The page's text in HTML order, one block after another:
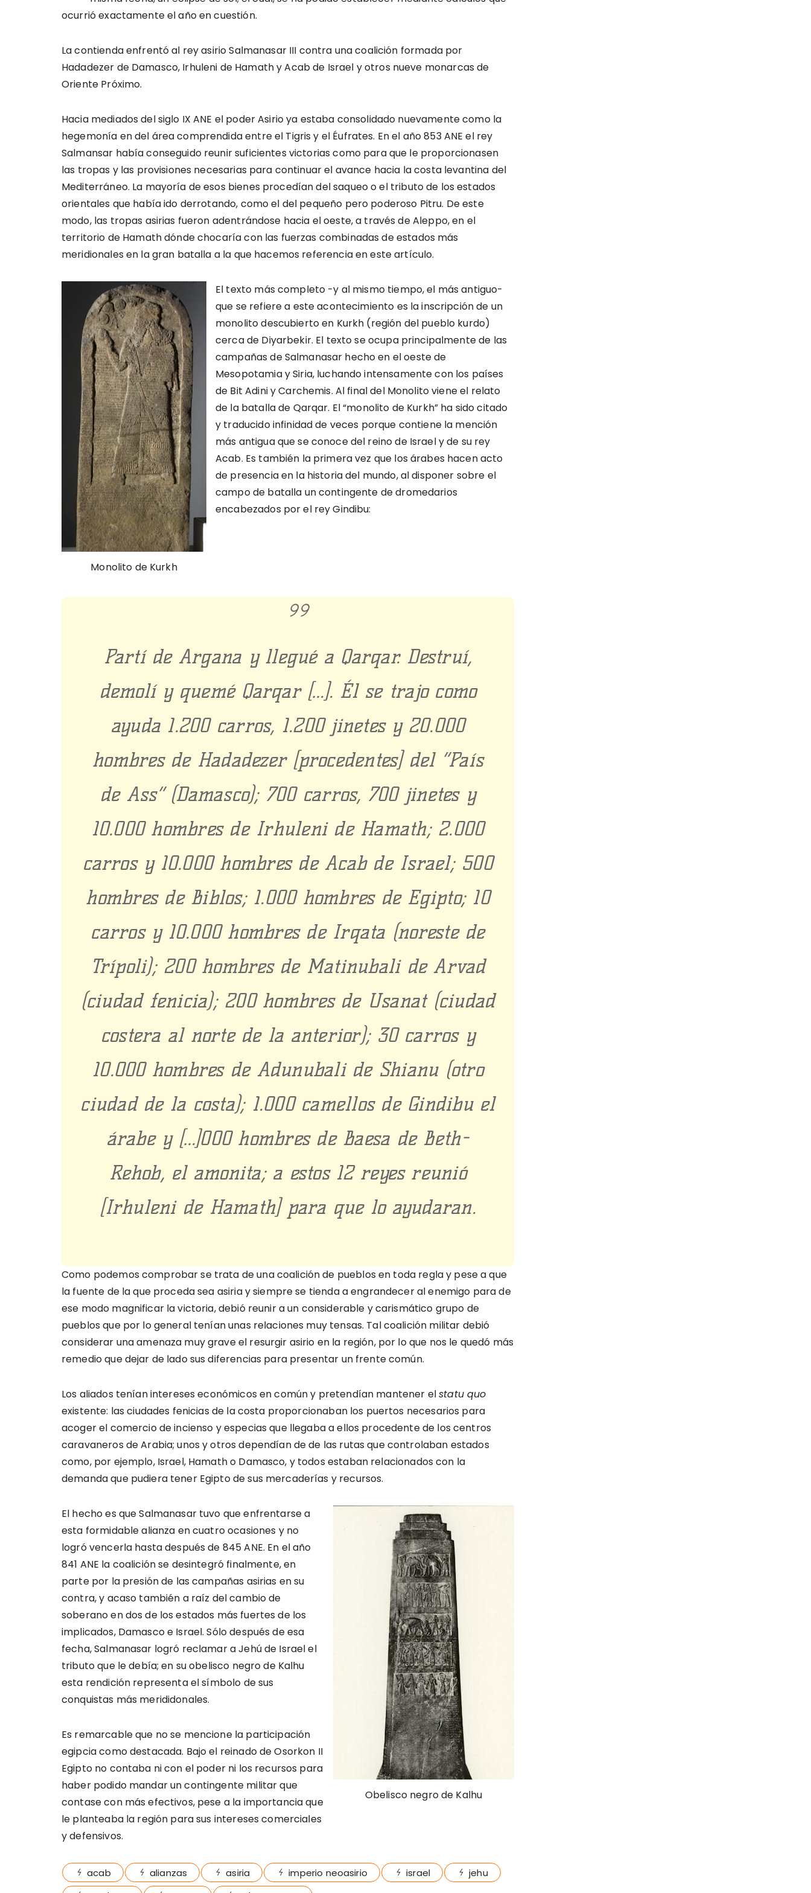
ocurrió exactamente el año en cuestión.
La contienda enfrentó al rey asirio Salmanasar III contra una coalición formada por
Hadadezer de Damasco, Irhuleni de Hamath y Acab de Israel y otros nueve monarcas de
Oriente Próximo.
Hacia mediados del siglo IX ANE el poder Asirio ya estaba consolidado nuevamente como la
hegemonía en del área comprendida entre el Tigris y el Éufrates. En el año 853 ANE el rey
Salmansar había conseguido reunir suficientes victorias como para que le proporcionasen
las tropas y las provisiones necesarias para continuar el avance hacia la costa levantina del
Mediterráneo. La mayoría de esos bienes procedían del saqueo o el tributo de los estados
orientales que había ido derrotando, como el del pequeño pero poderoso Pitru. De este
modo, las tropas asirias fueron adentrándose hacia el oeste, a través de Aleppo, en el
territorio de Hamath dónde chocaría con las fuerzas combinadas de estados más
meridionales en la gran batalla a la que hacemos referencia en este artículo.
Monolito de Kurkh
El texto más completo -y al mismo tiempo, el más antiguo-
que se refiere a este acontecimiento es la inscripción de un
monolito descubierto en Kurkh (región del pueblo kurdo)
cerca de Diyarbekir. El texto se ocupa principalmente de las
campañas de Salmanasar hecho en el oeste de
Mesopotamia y Siria, luchando intensamente con los países
de Bit Adini y Carchemis. Al final del Monolito viene el relato
de la batalla de Qarqar. El “monolito de Kurkh” ha sido citado
y traducido infinidad de veces porque contiene la mención
más antigua que se conoce del reino de Israel y de su rey
Acab. Es también la primera vez que los árabes hacen acto
de presencia en la historia del mundo, al disponer sobre el
campo de batalla un contingente de dromedarios
encabezados por el rey Gindibu:
Partí de Argana y llegué a Qarqar. Destruí,
demolí y quemé Qarqar […]. Él se trajo como
ayuda 1.200 carros, 1.200 jinetes y 20.000
hombres de Hadadezer [procedentes] del “País
de Ass” (Damasco); 700 carros, 700 jinetes y
10.000 hombres de Irhuleni de Hamath; 2.000
carros y 10.000 hombres de Acab de Israel; 500
hombres de Biblos; 1.000 hombres de Egipto; 10
carros y 10.000 hombres de Irqata (noreste de
Trípoli); 200 hombres de Matinubali de Arvad
(ciudad fenicia); 200 hombres de Usanat (ciudad
costera al norte de la anterior); 30 carros y
10.000 hombres de Adunubali de Shianu (otro
ciudad de la costa); 1.000 camellos de Gindibu el
árabe y […]000 hombres de Baesa de Beth-
Rehob, el amonita; a estos 12 reyes reunió
[Irhuleni de Hamath] para que lo ayudaran.
Como podemos comprobar se trata de una coalición de pueblos en toda regla y pese a que
la fuente de la que proceda sea asiria y siempre se tienda a engrandecer al enemigo para de
ese modo magnificar la victoria, debió reunir a un considerable y carismático grupo de
pueblos que por lo general tenían unas relaciones muy tensas. Tal coalición militar debió
considerar una amenaza muy grave el resurgir asirio en la región, por lo que nos le quedó más
remedio que dejar de lado sus diferencias para presentar un frente común.
Los aliados tenían intereses económicos en común y pretendían mantener elstatu quo
existente: las ciudades fenicias de la costa proporcionaban los puertos necesarios para
acoger el comercio de incienso y especias que llegaba a ellos procedente de los centros
caravaneros de Arabia; unos y otros dependían de de las rutas que controlaban estados
como, por ejemplo, Israel, Hamath o Damasco, y todos estaban relacionados con la
demanda que pudiera tener Egipto de sus mercaderías y recursos.
Obelisco negro de Kalhu
El hecho es que Salmanasar tuvo que enfrentarse a
esta formidable alianza en cuatro ocasiones y no
logró vencerla hasta después de 845 ANE. En el año
841 ANE la coalición se desintegró finalmente, en
parte por la presión de las campañas asirias en su
contra, y acaso también a raíz del cambio de
soberano en dos de los estados más fuertes de los
implicados, Damasco e Israel. Sólo después de esa
fecha, Salmanasar logró reclamar a Jehú de Israel el
tributo que le debía; en su obelisco negro de Kalhu
esta rendición representa el símbolo de sus
conquistas más merididonales.
Es remarcable que no se mencione la participación
egipcia como destacada. Bajo el reinado de Osorkon II
Egipto no contaba ni con el poder ni los recursos para
haber podido mandar un contingente militar que
contase con más efectivos, pese a la importancia que
le planteaba la región para sus intereses comerciales
y defensivos.
acab alianzas asiria imperio neoasirio israel
jehu